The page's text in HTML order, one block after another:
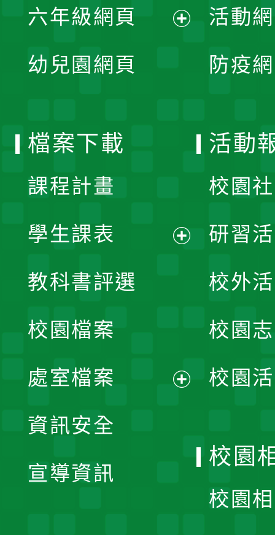
單
選
開
六年級網頁
幼兒園網頁
活動
防疫
檔案下載
課程計畫
學生課表
單
教科書評選
校園檔案
處室檔案
資訊安全
宣導資訊
活動
校園
研習
校外
校園
校園
校園
校園